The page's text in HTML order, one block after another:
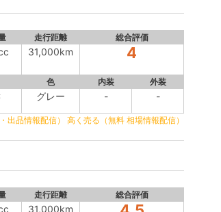
走行距離 総合評価
31,000km 4
色 内装 外装
グレー - -
出品情報配信） 高く売る（無料 相場情報配信）
走行距離 総合評価
31,000km